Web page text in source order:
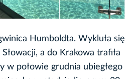
Humboldta. Wykluła się
a do Krakowa trafiła
w połowie grudnia ubiegłego